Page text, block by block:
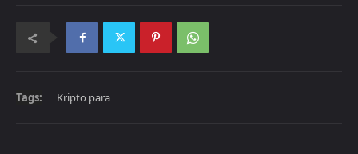
Tags: Kripto para